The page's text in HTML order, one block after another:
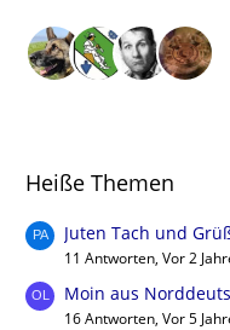
Heiße Themen
Juten Tach und
11 Antworten, Vor 2
Moin aus
16 Antworten, Vor 5